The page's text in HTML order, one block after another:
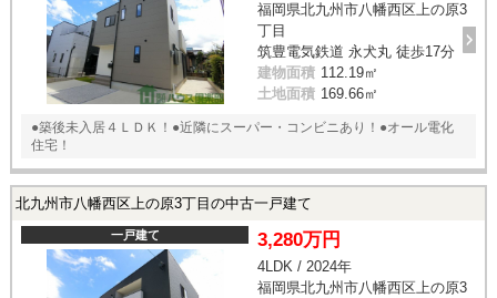
福岡県北九州市八幡西区上の原3
丁目
筑豊電気鉄道 永犬丸 徒歩17分
建物面積 112.19㎡
土地面積 169.66㎡
●築後未入居４ＬＤＫ！●近隣にスーパー・コンビニあり！●オール電化
住宅！
北九州市八幡西区上の原3丁目の中古一戸建て
一戸建て 3,280万円
4LDK / 2024年
福岡県北九州市八幡西区上の原3